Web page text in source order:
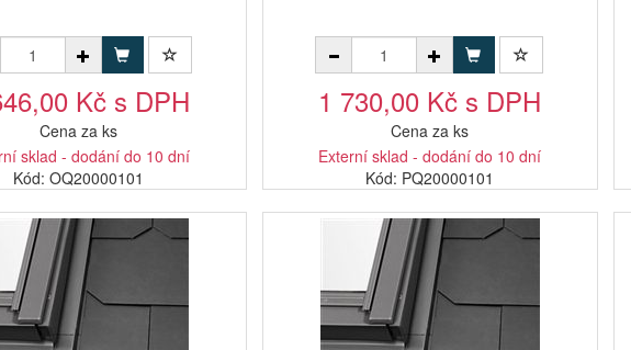
Kč s DPH
Cena za ks
sklad - dodání do 10 dní
Kód: OQ20000101
1 730,00 Kč s DPH
Cena za ks
Externí sklad - dodání do 10 dní
Kód: PQ20000101